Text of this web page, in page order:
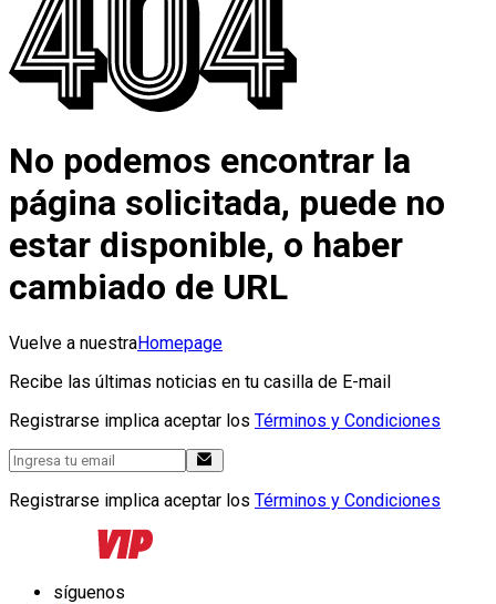
No podemos encontrar la
página solicitada, puede no
estar disponible, o haber
cambiado de URL
Vuelve a nuestraHomepage
Recibe las últimas noticias en tu casilla de E-mail
Registrarse implica aceptar los Términos y Condiciones
Registrarse implica aceptar los Términos y Condiciones
síguenos